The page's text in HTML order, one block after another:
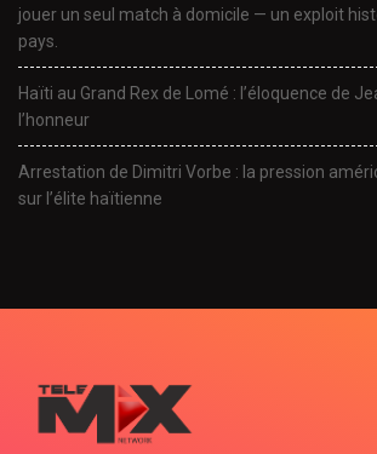
jouer un seul match à domicile — un exploit
pays.
Haïti au Grand Rex de Lomé : l’éloquence de
l’honneur
Arrestation de Dimitri Vorbe : la pression
sur l’élite haïtienne